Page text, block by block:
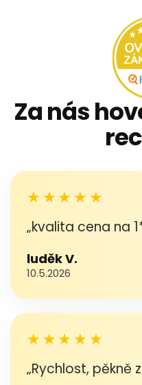
Za nás
★★★★★
„kvalita cena na
luděk V.
10.5.2026
★★★★★
„Rychlost, pěkně